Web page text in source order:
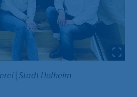
| Stadt Hofheim